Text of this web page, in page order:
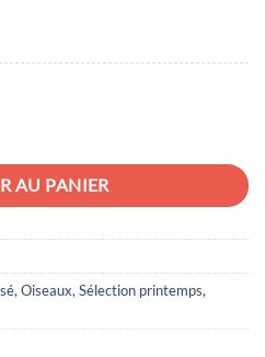
3D
AU PANIER
, Oiseaux, Sélection printemps,